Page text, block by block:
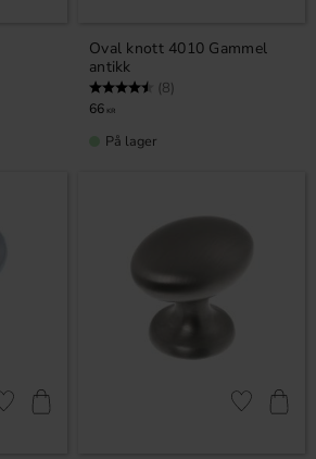
Oval knott 4010 Gammel
antikk
Karakter: (8)
66 KR
På lager
Lagre som favoritt Lagre som